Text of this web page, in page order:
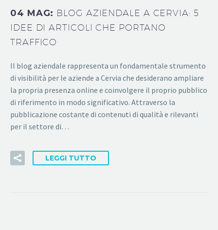
04 MAG: BLOG AZIENDALE A CERVIA: 5
IDEE DI ARTICOLI CHE PORTANO
TRAFFICO
Il blog aziendale rappresenta un fondamentale strumento
di visibilità per le aziende a Cervia che desiderano ampliare
la propria presenza online e coinvolgere il proprio pubblico
di riferimento in modo significativo. Attraverso la
pubblicazione costante di contenuti di qualità e rilevanti
per il settore di…
LEGGI TUTTO